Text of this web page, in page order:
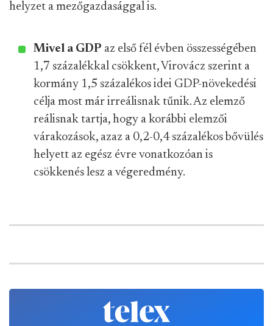
helyzet a mezőgazdasággal is.
Mivel a GDP az első fél évben összességében
1,7 százalékkal csökkent, Virovácz szerint a
kormány 1,5 százalékos idei GDP-növekedési
célja most már irreálisnak tűnik. Az elemző
reálisnak tartja, hogy a korábbi elemzői
várakozások, azaz a 0,2-0,4 százalékos bővülés
helyett az egész évre vonatkozóan is
csökkenés lesz a végeredmény.